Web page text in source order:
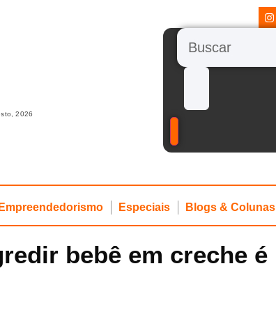
2026
Empreendedorismo Especiais Blogs & Colunas
bebê em creche é